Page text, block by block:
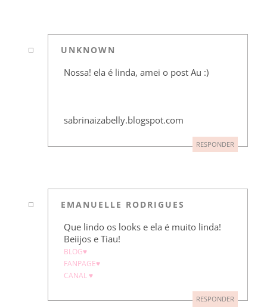
UNKNOWN
Nossa! ela é linda, amei o post Au :)
sabrinaizabelly.blogspot.com
RESPONDER
EMANUELLE RODRIGUES
Que lindo os looks e ela é muito linda!
Beiijos e Tiau!
BLOG♥
FANPAGE♥
CANAL ♥
RESPONDER